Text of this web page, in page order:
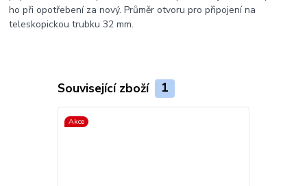
ho při opotřebení za nový. Průměr otvoru pro připojení na
teleskopickou trubku 32 mm.
Související zboží 1
Akce